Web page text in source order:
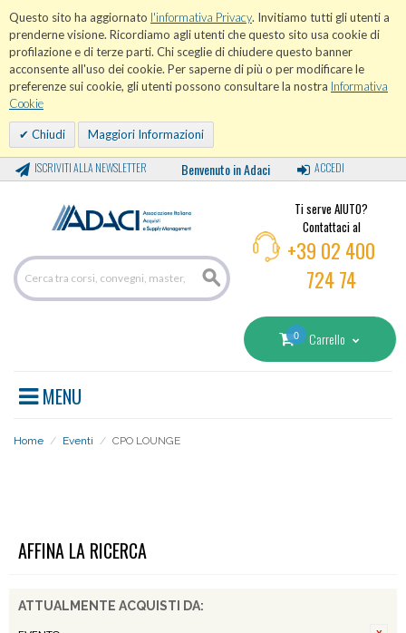
Questo sito ha aggiornato l'informativa Privacy. Invitiamo tutti gli utenti a
prenderne visione. Ricordiamo agli utenti che questo sito usa cookie di
profilazione e di terze parti. Chi sceglie di chiudere questo banner
acconsente all'uso dei cookie. Per saperne di più o per modificare le
preferenze sui cookie, gli utenti possono consultare la nostra Informativa
Cookie
Chiudi Maggiori Informazioni
ISCRIVITI ALLA NEWSLETTER Benvenuto in Adaci ACCEDI
Ti serve AIUTO?
Contattaci al
+39 02 400
724 74
0 Carrello
MENU
Home / Eventi / CPO LOUNGE
AFFINA LA RICERCA
ATTUALMENTE ACQUISTI DA: